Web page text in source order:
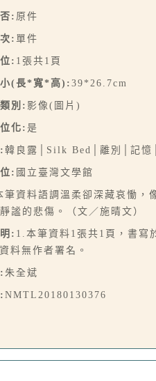
: 原件
: 單件
: 1張共1頁
小(長*寬*高): 39*26.7cm
別: 影像(圖片)
化:是
韓良露│Silk Bed│離別│記憶
: 國立臺灣文學館
筆資料語調溫柔卻深藏哀慟，
謐的悲傷。（文／施晴文）
: 1.本筆資料1張共1頁，書寫
料無作者署名。
朱全斌
NMTL20180130376